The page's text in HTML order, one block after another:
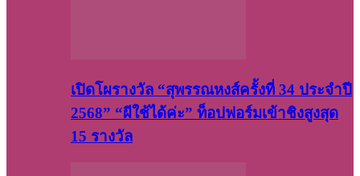
เปิดโผรางวัล “สุพรรณหงส์ครั้งที่ 34 ประจำปี
2568” “ผีใช้ได้ค่ะ” ท็อปฟอร์มเข้าชิงสูงสุด
15 รางวัล